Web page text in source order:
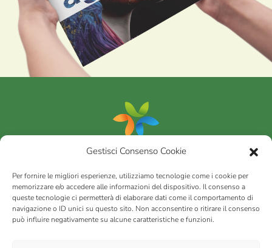
Gestisci Consenso Cookie
Per fornire le migliori esperienze, utilizziamo tecnologie come i cookie per
memorizzare e/o accedere alle informazioni del dispositivo. Il consenso a
queste tecnologie ci permetterà di elaborare dati come il comportamento di
navigazione o ID unici su questo sito. Non acconsentire o ritirare il consenso
può influire negativamente su alcune caratteristiche e funzioni.
Portfolio
AGRICOMs.r.l.
via Montalbano 65 51100 Case Nuove di Masiano (PT) | codice